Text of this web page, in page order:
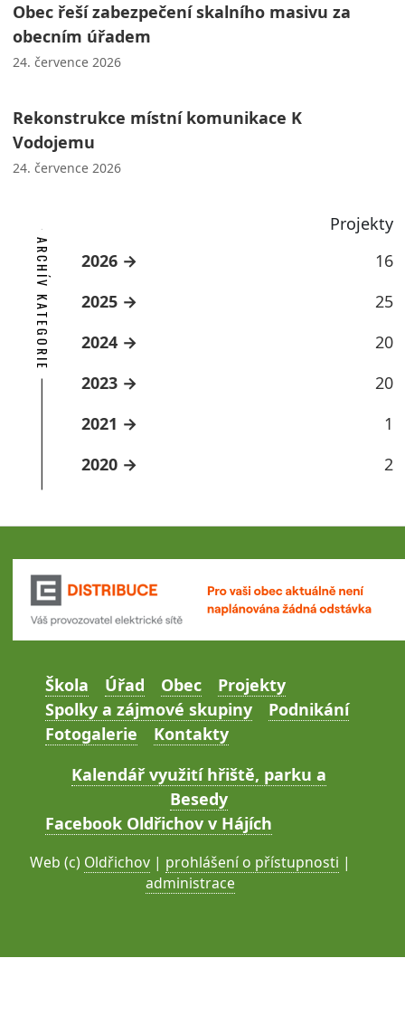
Obec řeší zabezpečení skalního masivu za
obecním úřadem
24. července 2026
Rekonstrukce místní komunikace K
Vodojemu
24. července 2026
Projekty
ARCHÍV KATEGORIE 2026
16
2025
25
2024
20
2023
20
2021
1
2020
2
Škola Úřad Obec
Projekty
Spolky a zájmové skupiny
Podnikání
Fotogalerie
Kontakty
Kalendář využití hřiště, parku a
Besedy
Facebook Oldřichov v Hájích
Web (c) Oldřichov | prohlášení o přístupnosti |
administrace